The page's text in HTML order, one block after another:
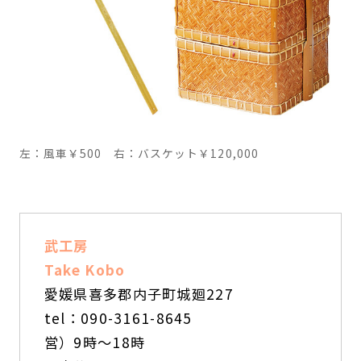
左：風車￥500 右：バスケット￥120,000
武工房
Take Kobo
愛媛県喜多郡内子町城廻227
tel：090-3161-8645
営）9時～18時